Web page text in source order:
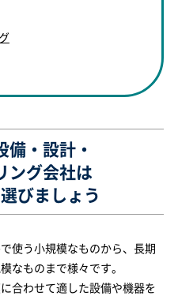
備・設計・
ング会社は
びましょう
使う小規模なものから、長期
なものまで様々です。
合わせて適した設備や機器を